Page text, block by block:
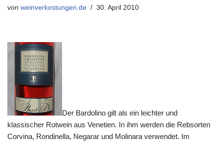
von weinverkostungen.de 30. April 2010
Der Bardolino gilt als ein leichter und
klassischer Rotwein aus Venetien. In ihm werden die Rebsorten
Corvina, Rondinella, Negarar und Molinara verwendet. Im